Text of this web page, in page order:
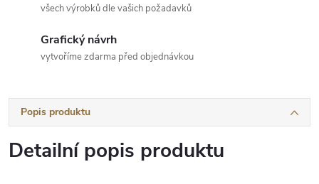
všech výrobků dle vašich požadavků
Grafický návrh
vytvoříme zdarma před objednávkou
Popis produktu
Detailní popis produktu